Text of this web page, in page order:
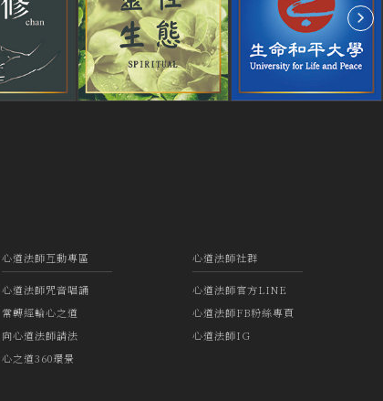
心道法師互動專區
心道法師咒音唱誦
常轉經輪心之道
向心道法師請法
心之道360環景
心道法師社群
心道法師官方LINE
心道法師FB粉絲專頁
心道法師IG